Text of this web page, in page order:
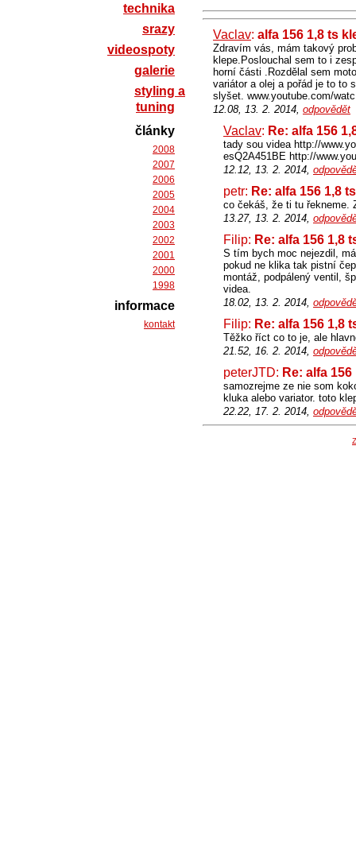
Vaclav: alfa 156 1,8 ts
Zdravím vás, mám takový
klepe.Poslouchal sem to i
horní části .Rozdělal sem
variátor a olej a pořád je to to
slyšet. www.youtube.com/
12.08, 13. 2. 2014, odpovědět
Vaclav: Re: alfa 156
tady sou videa http://
esQ2A451BE http://
12.12, 13. 2. 2014,
petr: Re: alfa 156 1,8
co čekáš, že ti tu řekneme.
13.27, 13. 2. 2014,
Filip: Re: alfa 156 1,8
S tím bych moc nejezdil,
pokud ne klika tak pistní
montáž, podpálený ventil,
videa.
18.02, 13. 2. 2014,
Filip: Re: alfa 156 1,8
Těžko říct co to je, ale
21.52, 16. 2. 2014,
peterJTD: Re: alfa
samozrejme ze nie som
kluka alebo variator. toto
22.22, 17. 2. 2014,
technika
srazy
videospoty
galerie
styling a
tuning
články
2008
2007
2006
2005
2004
2003
2002
2001
2000
1998
informace
kontakt